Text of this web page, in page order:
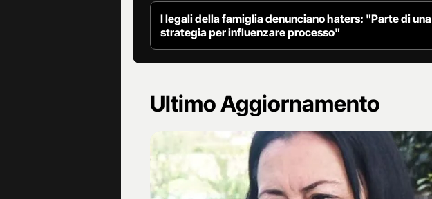
I legali della famiglia denunciano haters: "Parte di una
strategia per influenzare processo"
Ultimo Aggiornamento